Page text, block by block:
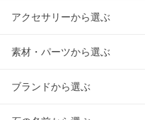
アクセサリーから選ぶ
素材・パーツから選ぶ
ブランドから選ぶ